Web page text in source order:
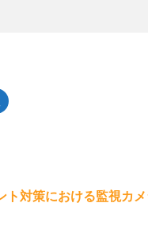
ト対策における監視カ